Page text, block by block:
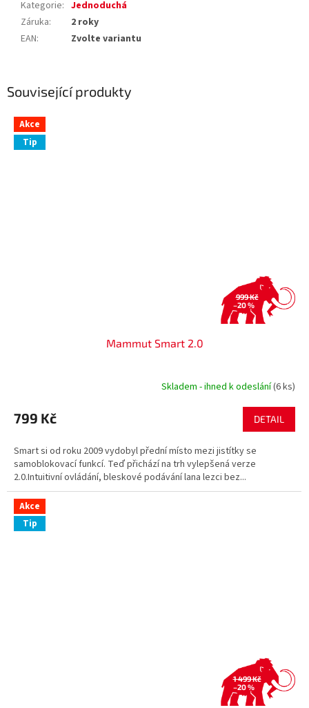
Související produkty
Akce
Tip
999 Kč
–20 %
Mammut Smart 2.0
Skladem - ihned k odeslání(6 ks)
799 Kč DETAIL
Smart si od roku 2009 vydobyl přední místo mezi jistítky se
samoblokovací funkcí. Teď přichází na trh vylepšená verze
2.0.Intuitivní ovládání, bleskové podávání lana lezci bez...
Akce
Tip
1 499 Kč
–20 %
Kategorie: Jednoduchá
Záruka:
2 roky
EAN: Zvolte variantu